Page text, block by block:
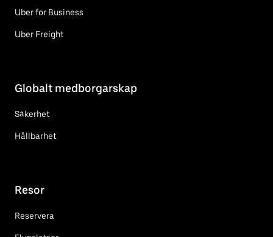
Uber for Business
Uber Freight
Globalt medborgarskap
Säkerhet
Hållbarhet
Resor
Reservera